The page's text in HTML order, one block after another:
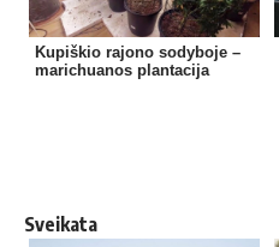
Kupiškio rajono sodyboje –
marichuanos plantacija
Sveikata